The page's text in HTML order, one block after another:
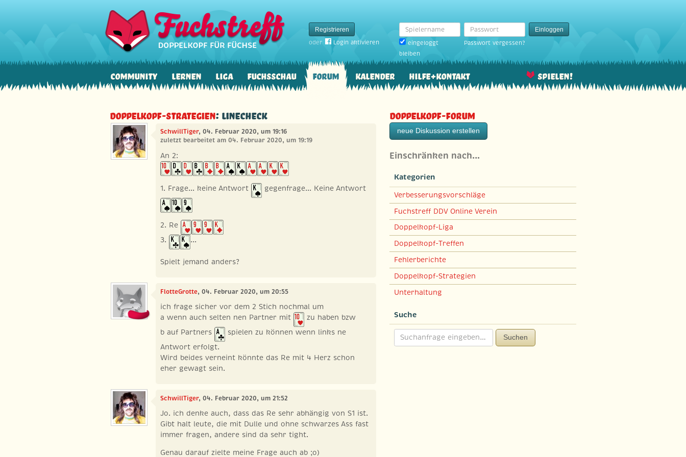
Registrieren
oder
Login aktivieren
Spielername
eingeloggt
bleiben
Passwort
Einloggen
Passwort vergessen?
Community Lernen Liga Fuchsschau Forum Kalender Hilfe+Kontakt Spielen!
Doppelkopf-Strategien: Linecheck
SchwillTiger, 04. Februar 2020, um 19:16
zuletzt bearbeitet am 04. Februar 2020, um 19:19
An 2:
1. Frage... keine Antwort gegenfrage... Keine Antwort
2. Re
3.
...
Spielt jemand anders?
FlotteGrotte, 04. Februar 2020, um 20:55
ich frage sicher vor dem 2 Stich nochmal um
a wenn auch selten nen Partner mit
zu haben bzw
b auf Partners
spielen zu können wenn links ne
Antwort erfolgt.
Wird beides verneint könnte das Re mit 4 Herz schon
eher gewagt sein.
SchwillTiger, 04. Februar 2020, um 21:52
Jo. ich denke auch, dass das Re sehr abhängig von S1 ist.
Gibt halt leute, die mit Dulle und ohne schwarzes Ass fast
immer fragen, andere sind da sehr tight.
Genau darauf zielte meine Frage auch ab ;o)
Doppelkopf-Forum
neue Diskussion erstellen
Einschränken nach…
Kategorien
Verbesserungsvorschläge
Fuchstreff DDV Online Verein
Doppelkopf-Liga
Doppelkopf-Treffen
Fehlerberichte
Doppelkopf-Strategien
Unterhaltung
Suche
Suchen